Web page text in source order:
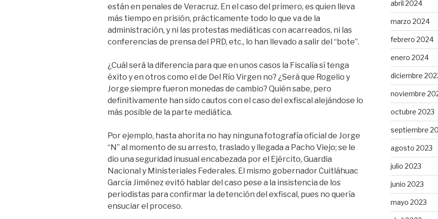
están en penales de Veracruz. En el caso del primero, es quien lleva
más tiempo en prisión, prácticamente todo lo que va de la
administración, y ni las protestas mediáticas con acarreados, ni las
conferencias de prensa del PRD, etc., lo han llevado a salir del “bote”.
¿Cuál será la diferencia para que en unos casos la Fiscalía sí tenga
éxito y en otros como el de Del Río Virgen no? ¿Será que Rogelio y
Jorge siempre fueron monedas de cambio? Quién sabe, pero
definitivamente han sido cautos con el caso del exfiscal alejándose lo
más posible de la parte mediática.
Por ejemplo, hasta ahorita no hay ninguna fotografía oficial de Jorge
“N” al momento de su arresto, traslado y llegada a Pacho Viejo; se le
dio una seguridad inusual encabezada por el Ejército, Guardia
Nacional y Ministeriales Federales. El mismo gobernador Cuitláhuac
García Jiménez evitó hablar del caso pese a la insistencia de los
periodistas para confirmar la detención del exfiscal, pues no quería
ensuciar el proceso.
abril 2024
marzo 2024
febrero 2024
enero 2024
diciembre
noviembre
octubre 2023
septiembre
agosto 2023
julio 2023
junio 2023
mayo 2023